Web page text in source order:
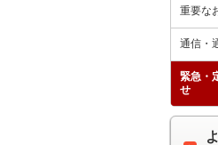
重要な
通信・
緊急・
せ